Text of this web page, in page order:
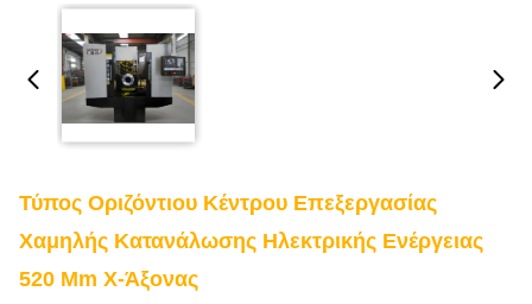
Τύπος Οριζόντιου Κέντρου Επεξεργασίας
Χαμηλής Κατανάλωσης Ηλεκτρικής Ενέργειας
520 Mm Χ-Άξονας